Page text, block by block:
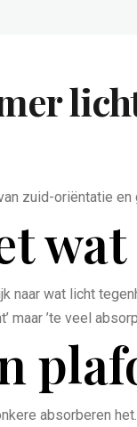
zuid-oriëntatie
naar wat licht
maar ’te veel
absorberen